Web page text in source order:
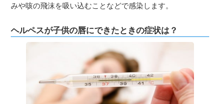
みや咳の飛沫を吸い込むことなどで感染します。
ヘルペスが子供の唇にできたときの症状は？